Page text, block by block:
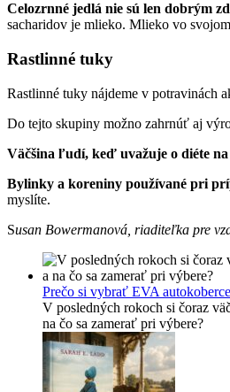
Celozrnné jedlá nie sú len dobrým
sacharidov je mlieko. Mlieko vo
Rastlinné tuky
Rastlinné tuky nájdeme v potravinách
Do tejto skupiny možno zahrnúť aj
Väčšina ľudí, keď uvažuje o diéte
Bylinky a koreniny používané pri
myslíte.
Susan Bowermanová, riaditeľka pre
Prečo si vybrať EVA
V posledných rokoch si čoraz
na čo sa zamerať pri výbere?